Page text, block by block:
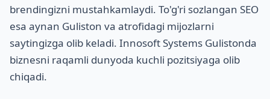
brendingizni mustahkamlaydi. To'g'ri sozlangan SEO
esa aynan Guliston va atrofidagi mijozlarni
saytingizga olib keladi. Innosoft Systems Gulistonda
biznesni raqamli dunyoda kuchli pozitsiyaga olib
chiqadi.